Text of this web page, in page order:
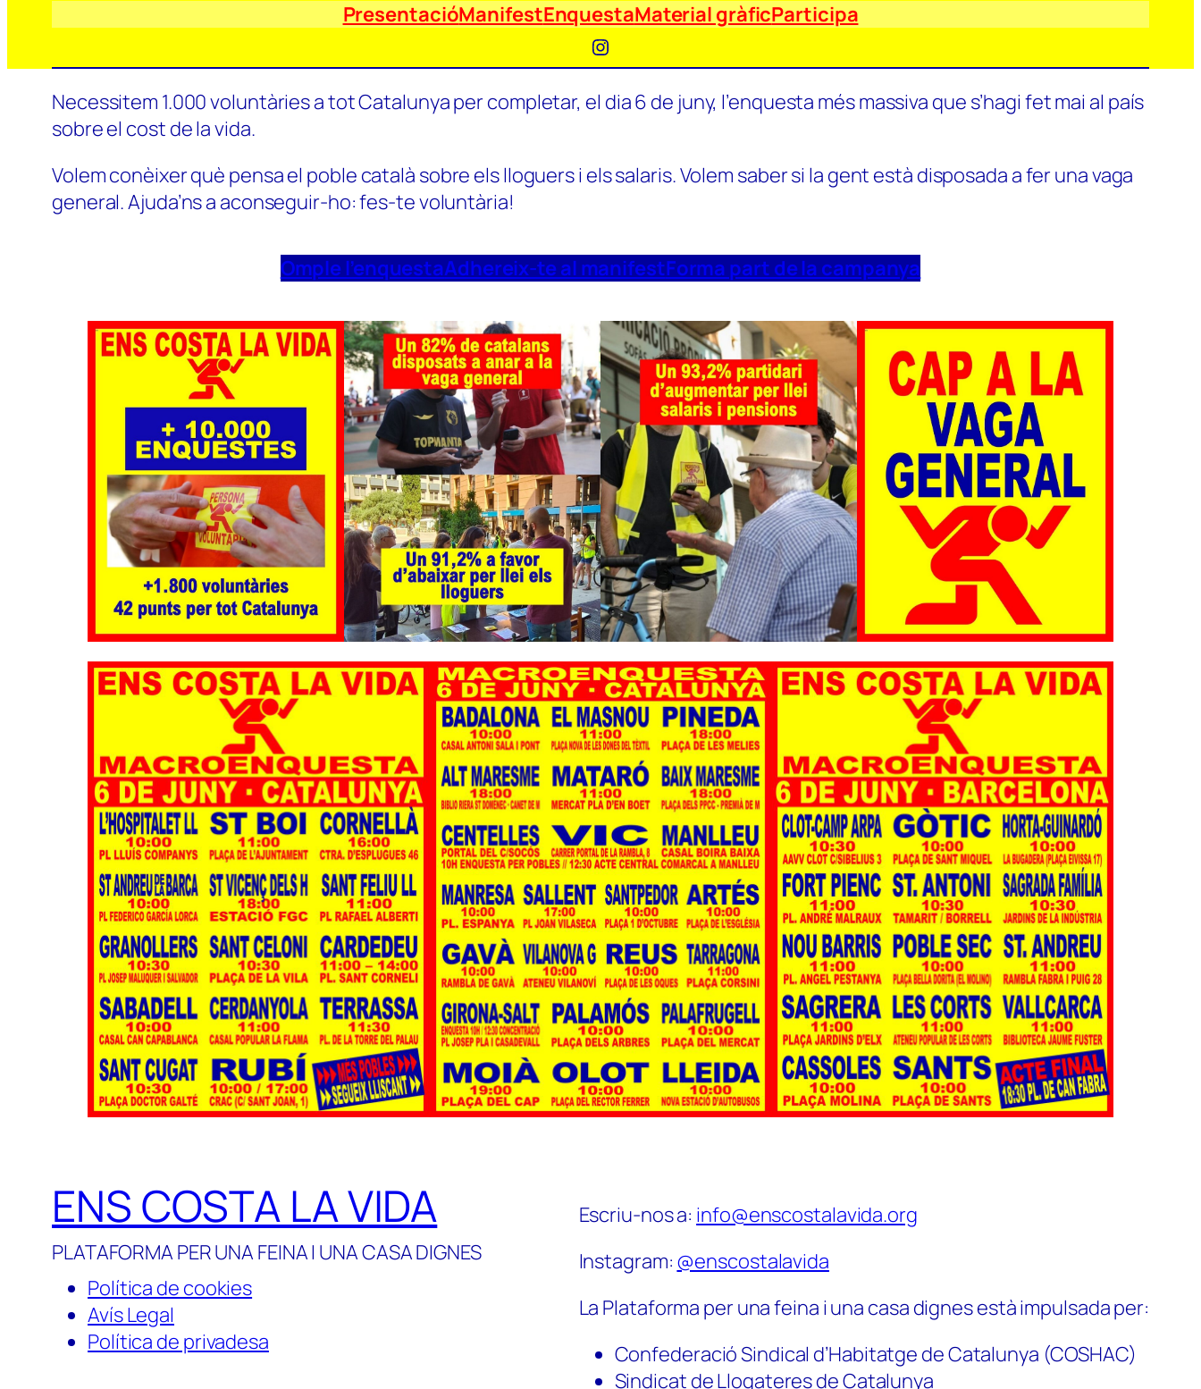
PresentacióManifestEnquestaMaterial gràficParticipa
Instagram
Necessitem 1.000 voluntàries a tot Catalunya per completar, el dia 6 de juny, l’enquesta més massiva que s’hagi fet mai al país
sobre el cost de la vida.
Volem conèixer què pensa el poble català sobre els lloguers i els salaris. Volem saber si la gent està disposada a fer una vaga
general. Ajuda’ns a aconseguir-ho: fes-te voluntària!
Omple l’enquestaAdhereix-te al manifestForma part de la campanya
ENS COSTA LA VIDA
PLATAFORMA PER UNA FEINA I UNA CASA DIGNES
Política de cookies
Avís Legal
Política de privadesa
Escriu-nos a: info@enscostalavida.org
Instagram: @enscostalavida
La Plataforma per una feina i una casa dignes està impulsada per:
Confederació Sindical d’Habitatge de Catalunya (COSHAC)
Sindicat de Llogateres de Catalunya